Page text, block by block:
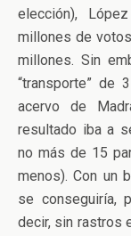
elección),
millones de
millones. Sin
“transporte” de
acervo de
resultado iba a
no más de 15
menos). Con un
se conseguiría,
decir, sin rastros